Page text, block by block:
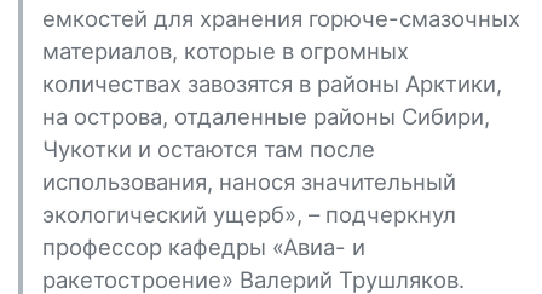
емкостей для хранения горюче-смазочных
материалов, которые в огромных
количествах завозятся в районы Арктики,
на острова, отдаленные районы Сибири,
Чукотки и остаются там после
использования, нанося значительный
экологический ущерб», – подчеркнул
профессор кафедры «Авиа- и
ракетостроение» Валерий Трушляков.